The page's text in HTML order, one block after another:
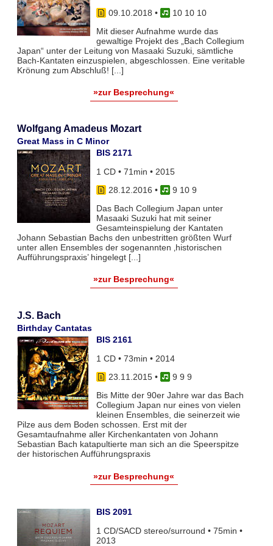
09.10.2018 •
10 10 10
Mit dieser Aufnahme wurde das
gewaltige Projekt des „Bach Collegium
Japan“ unter der Leitung von Masaaki Suzuki, sämtliche
Bach-Kantaten einzuspielen, abgeschlossen. Eine veritable
Krönung zum Abschluß! [...]
»zur Besprechung«
Wolfgang Amadeus Mozart
Great Mass in C Minor
BIS 2171
1 CD • 71min • 2015
28.12.2016 •
9 10 9
Das Bach Collegium Japan unter
Masaaki Suzuki hat mit seiner
Gesamteinspielung der Kantaten
Johann Sebastian Bachs den unbestritten größten Wurf
unter allen Ensembles der sogenannten ‚historischen
Aufführungspraxis’ hingelegt [...]
»zur Besprechung«
J.S. Bach
Birthday Cantatas
BIS 2161
1 CD • 73min • 2014
23.11.2015•
9 9 9
Bis Mitte der 90er Jahre war das Bach
Collegium Japan nur eines von vielen
kleinen Ensembles, die seinerzeit wie
Pilze aus dem Boden schossen. Erst mit der
Gesamtaufnahme aller Kirchenkantaten von Johann
Sebastian Bach katapultierte man sich an die Speerspitze
der historischen Aufführungspraxis
»zur Besprechung«
BIS 2091
1 CD/SACD stereo/surround • 75min •
2013